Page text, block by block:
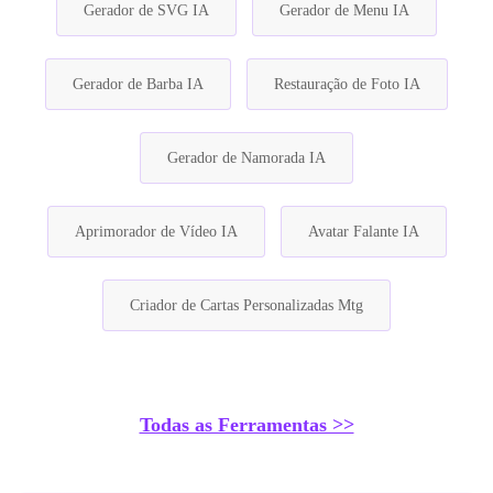
Gerador de SVG IA Gerador de Menu IA
Gerador de Barba IA Restauração de Foto IA
Gerador de Namorada IA
Aprimorador de Vídeo IA Avatar Falante IA
Criador de Cartas Personalizadas Mtg
Todas as Ferramentas >>